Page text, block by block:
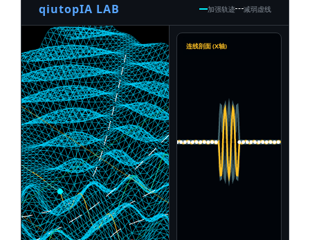
qiutopIA LAB 加强轨迹 减弱虚线
连线剖面 (X轴)